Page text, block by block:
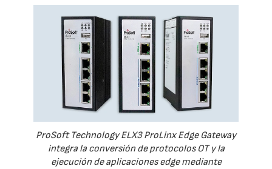
ProSoft Technology ELX3 ProLinx Edge Gateway
integra la conversión de protocolos OT y la
ejecución de aplicaciones edge mediante